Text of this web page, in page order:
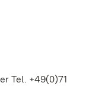
Tel. +49(0)71